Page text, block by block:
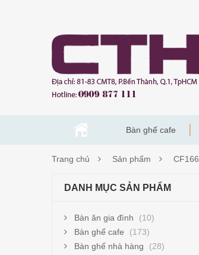
Bàn ghế cafe
Trang chủ Sản phẩm CF166
DANH MỤC SẢN PHẨM
Bàn ăn gia đình
(10)
Bàn ghế cafe
(173)
Bàn ghế nhà hàng
(28)